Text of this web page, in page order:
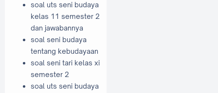
soal uts seni budaya
kelas 11 semester 2
dan jawabannya
soal seni budaya
tentang kebudayaan
soal seni tari kelas xi
semester 2
soal uts seni budaya